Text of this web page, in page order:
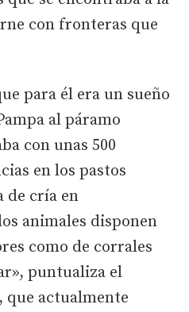
con fronteras que
para él era un sueño
al páramo
con unas 500
en los pastos
de cría en
animales disponen
como de corrales
puntualiza el
que actualmente